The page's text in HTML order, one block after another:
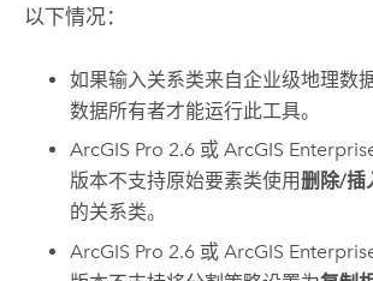
以下情况：
如果输入关系类来自企业级地理数
数据所有者才能运行此工具。
ArcGIS Pro 2.6 或ArcGIS
版本不支持原始要素类使用删除/插
的关系类。
ArcGIS Pro 2.6 或ArcGIS